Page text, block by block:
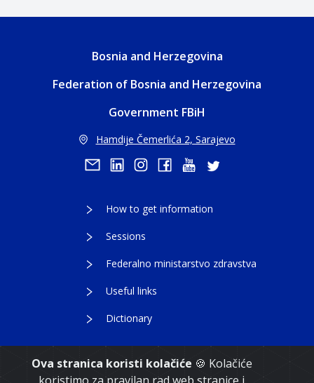
Ova stranica koristi kolačiće 🍪 Kolačiće
Bosnia and Herzegovina
Federation of Bosnia and Herzegovina
Government FBiH
Hamdije Čemerlića 2, Sarajevo
How to get information
Sessions
Federalno ministarstvo zdravstva
Useful links
Dictionary